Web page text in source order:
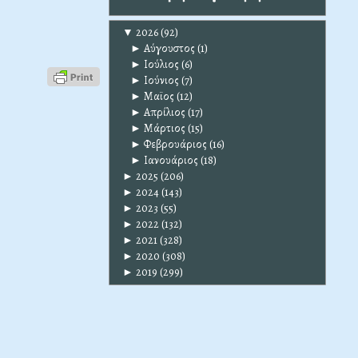
▼ 2026(92)
► Αύγουστος (1)
► Ιούλιος (6)
► Ιούνιος (7)
► Μαϊος (12)
► Απρίλιος (17)
► Μάρτιος (15)
► Φεβρουάριος (16)
► Ιανουάριος (18)
► 2025 (206)
► 2024(143)
► 2023 (55)
► 2022(132)
► 2021(328)
► 2020 (308)
► 2019 (299)